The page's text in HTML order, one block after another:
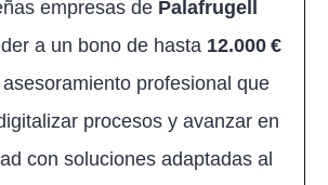
empresas de Palafrugell
a un bono de hasta 12.000 €
profesional que
procesos y avanzar en
con soluciones adaptadas al